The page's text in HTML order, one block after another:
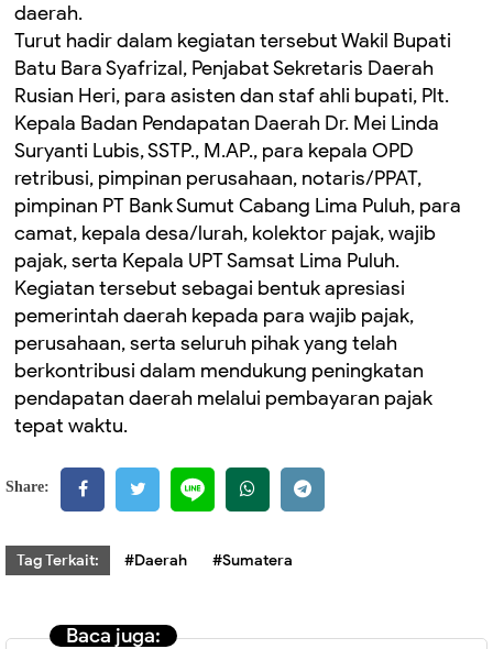
daerah.
Turut hadir dalam kegiatan tersebut Wakil Bupati
Batu Bara Syafrizal, Penjabat Sekretaris Daerah
Rusian Heri, para asisten dan staf ahli bupati, Plt.
Kepala Badan Pendapatan Daerah Dr. Mei Linda
Suryanti Lubis, SSTP., M.AP., para kepala OPD
retribusi, pimpinan perusahaan, notaris/PPAT,
pimpinan PT Bank Sumut Cabang Lima Puluh, para
camat, kepala desa/lurah, kolektor pajak, wajib
pajak, serta Kepala UPT Samsat Lima Puluh.
Kegiatan tersebut sebagai bentuk apresiasi
pemerintah daerah kepada para wajib pajak,
perusahaan, serta seluruh pihak yang telah
berkontribusi dalam mendukung peningkatan
pendapatan daerah melalui pembayaran pajak
tepat waktu.
Share:
Tag Terkait: #Daerah #Sumatera
Baca juga: